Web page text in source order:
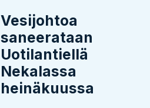
Vesijohtoa
saneerataan
Uotilantiellä
Nekalassa
heinäkuussa